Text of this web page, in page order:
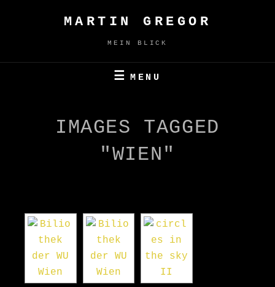
MARTIN GREGOR
MEIN BLICK
MENU
IMAGES TAGGED
"WIEN"